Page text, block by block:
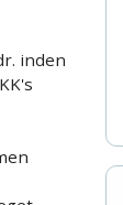
inden